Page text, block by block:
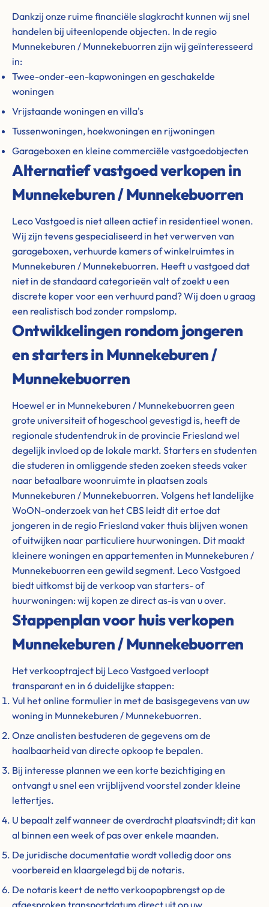
Dankzij onze ruime financiële slagkracht kunnen wij snel
handelen bij uiteenlopende objecten. In de regio
Munnekeburen / Munnekebuorren zijn wij geïnteresseerd
in:
Twee-onder-een-kapwoningen en geschakelde
woningen
Vrijstaande woningen en villa's
Tussenwoningen, hoekwoningen en rijwoningen
Garageboxen en kleine commerciële vastgoedobjecten
Alternatief vastgoed verkopen in
Munnekeburen / Munnekebuorren
Leco Vastgoed is niet alleen actief in residentieel wonen.
Wij zijn tevens gespecialiseerd in het verwerven van
garageboxen, verhuurde kamers of winkelruimtes in
Munnekeburen / Munnekebuorren. Heeft u vastgoed dat
niet in de standaard categorieën valt of zoekt u een
discrete koper voor een verhuurd pand? Wij doen u graag
een realistisch bod zonder rompslomp.
Ontwikkelingen rondom jongeren
en starters in Munnekeburen /
Munnekebuorren
Hoewel er in Munnekeburen / Munnekebuorren geen
grote universiteit of hogeschool gevestigd is, heeft de
regionale studentendruk in de provincie Friesland wel
degelijk invloed op de lokale markt. Starters en studenten
die studeren in omliggende steden zoeken steeds vaker
naar betaalbare woonruimte in plaatsen zoals
Munnekeburen / Munnekebuorren. Volgens het landelijke
WoON-onderzoek van het CBS leidt dit ertoe dat
jongeren in de regio Friesland vaker thuis blijven wonen
of uitwijken naar particuliere huurwoningen. Dit maakt
kleinere woningen en appartementen in Munnekeburen /
Munnekebuorren een gewild segment. Leco Vastgoed
biedt uitkomst bij de verkoop van starters- of
huurwoningen: wij kopen ze direct as-is van u over.
Stappenplan voor huis verkopen
Munnekeburen / Munnekebuorren
Het verkooptraject bij Leco Vastgoed verloopt
transparant en in 6 duidelijke stappen:
Vul het online formulier in met de basisgegevens van uw
woning in Munnekeburen / Munnekebuorren.
Onze analisten bestuderen de gegevens om de
haalbaarheid van directe opkoop te bepalen.
Bij interesse plannen we een korte bezichtiging en
ontvangt u snel een vrijblijvend voorstel zonder kleine
lettertjes.
U bepaalt zelf wanneer de overdracht plaatsvindt; dit kan
al binnen een week of pas over enkele maanden.
De juridische documentatie wordt volledig door ons
voorbereid en klaargelegd bij de notaris.
De notaris keert de netto verkoopopbrengst op de
afgesproken transportdatum direct uit op uw